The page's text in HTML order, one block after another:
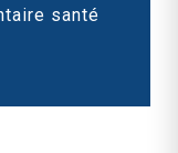
santé